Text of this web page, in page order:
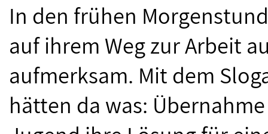
In den frühen
auf ihrem Weg zur Arbeit
aufmerksam. Mit dem
hätten da was: